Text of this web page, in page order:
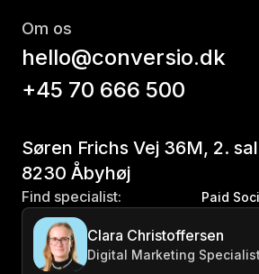
Om os
hello@conversio.dk
+45 70 666 500
Søren Frichs Vej 36M, 2. sal
8230 Åbyhøj
Find specialist: Paid
Clara Christoffersen
Digital Marketing Specialist